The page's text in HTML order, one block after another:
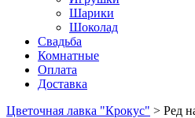
Шарики
Шоколад
Свадьба
Комнатные
Оплата
Доставка
Цветочная лавка "Крокус" > Ред